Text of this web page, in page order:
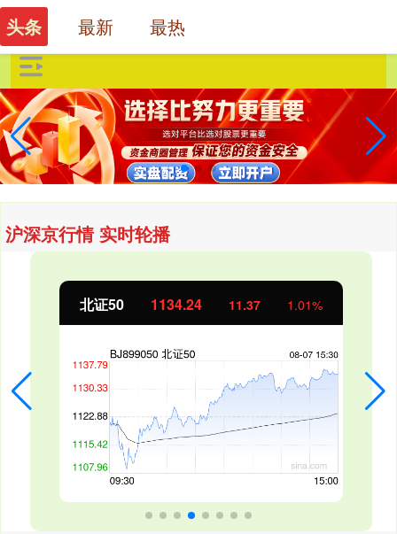
沪深京行情 实时轮播
北证50 1134.24 11.37 1.01%
头条 最新 最热